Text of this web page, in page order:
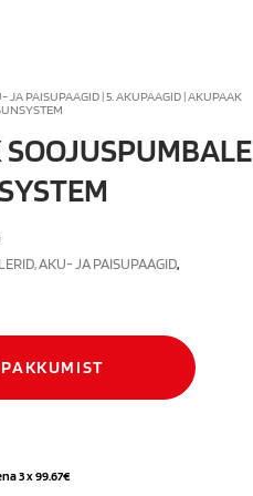
JA PAISUPAAGID| 5. AKUPAAGID| AKUPAAK
AKU- JA PAISUPAAGID,
3 x99.67€